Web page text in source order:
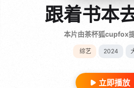
跟着书本
本片由茶杯狐cupfox
综艺 2024
立即播放